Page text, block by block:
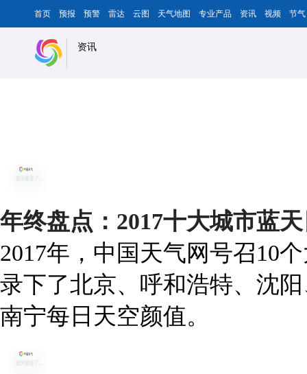
首页 预报 预警 雷达 云图 天气地图 专业产品 资讯 视频 节气
资讯
年终盘点：2017十大城市蓝
2017年，中国天气网号召10
录下了北京、呼和浩特、沈
南宁每日天空颜值。